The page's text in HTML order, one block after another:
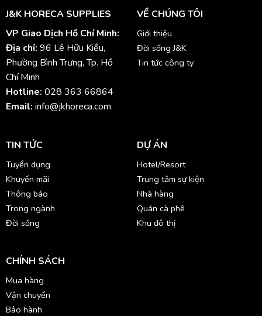
J&K HORECA SUPPLIES
VP Giao Dịch Hồ Chí Minh:
Địa chỉ: 96 Lê Hữu Kiều,
Phường Bình Trưng, Tp. Hồ
Chí Minh
Hotline: 028 363 66864
Email: info@jkhoreca.com
VỀ CHÚNG TÔI
Giới thiệu
Đời sống J&K
Tin tức công ty
TIN TỨC
Tuyển dụng
Khuyến mãi
Thông báo
Trong ngành
Đời sống
DỰ ÁN
Hotel/Resort
Trung tâm sự kiện
Nhà hàng
Quán cà phê
Khu đô thị
CHÍNH SÁCH
Mua hàng
Vận chuyển
Bảo hành